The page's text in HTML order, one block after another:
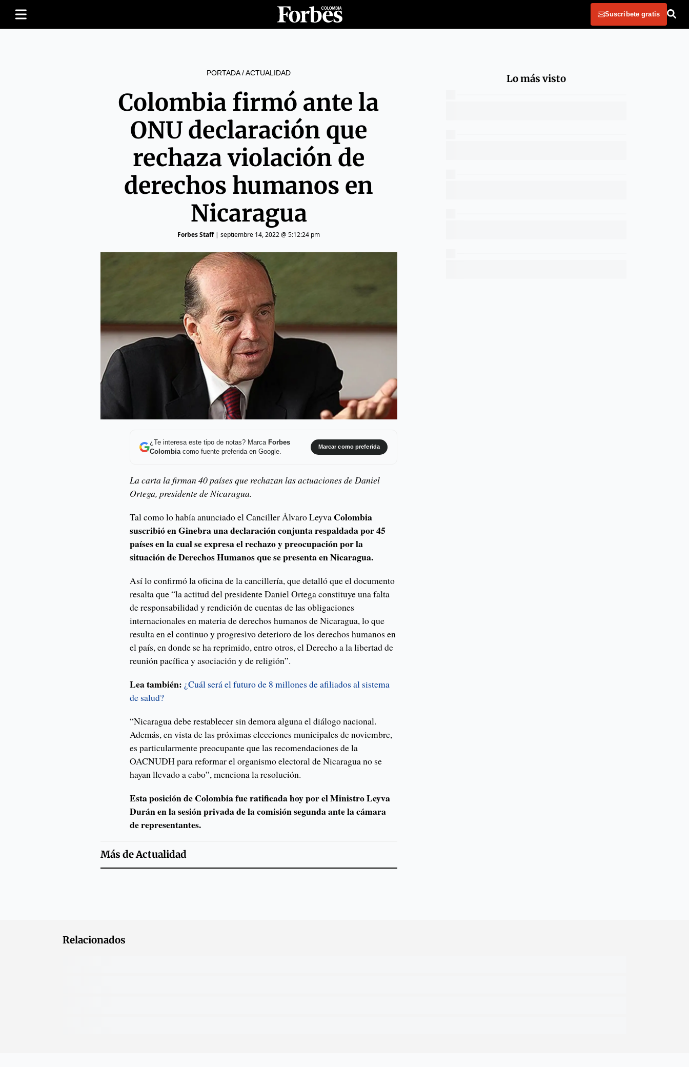
Suscribete gratis
PORTADA/ACTUALIDAD
Colombia firmó ante la
ONU declaración que
rechaza violación de
derechos humanos en
Nicaragua
Forbes Staff| septiembre 14, 2022 @ 5:12:24 pm
¿Te interesa este tipo de notas? Marca Forbes
Colombiacomo fuente preferida en Google.
Marcar como preferida
La carta la firman 40 países que rechazan las actuaciones de Daniel
Ortega, presidente de Nicaragua.
Tal como lo había anunciado el Canciller Álvaro Leyva Colombia
suscribió en Ginebra una declaración conjunta respaldada por 45
países en la cual se expresa el rechazo y preocupación por la
situación de Derechos Humanos que se presenta en Nicaragua.
Así lo confirmó la oficina de la cancillería, que detalló que el documento
resalta que “la actitud del presidente Daniel Ortega constituye una falta
de responsabilidad y rendición de cuentas de las obligaciones
internacionales en materia de derechos humanos de Nicaragua, lo que
resulta en el continuo y progresivo deterioro de los derechos humanos en
el país, en donde se ha reprimido, entro otros, el Derecho a la libertad de
reunión pacífica y asociación y de religión”.
Lea también: ¿Cuál será el futuro de 8 millones de afiliados al sistema
de salud?
“Nicaragua debe restablecer sin demora alguna el diálogo nacional.
Además, en vista de las próximas elecciones municipales de noviembre,
es particularmente preocupante que las recomendaciones de la
OACNUDH para reformar el organismo electoral de Nicaragua no se
hayan llevado a cabo”, menciona la resolución.
Esta posición de Colombia fue ratificada hoy por el Ministro Leyva
Durán en la sesión privada de la comisión segunda ante la cámara
de representantes.
Más deActualidad
Lo más visto
Relacionados